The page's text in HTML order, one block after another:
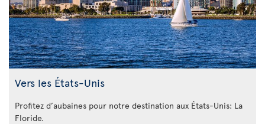
Vers les États-Unis
Profitez d’aubaines pour notre destination aux États-Unis: La
Floride.